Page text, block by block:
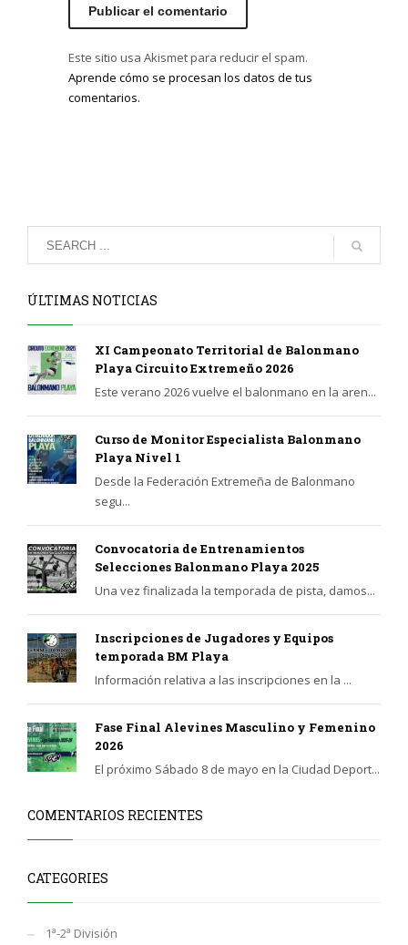
Este sitio usa Akismet para reducir el spam.
Aprende cómo se procesan los datos de tus
comentarios.
ÚLTIMAS NOTICIAS
XI Campeonato Territorial de Balonmano
Playa Circuito Extremeño 2026
Este verano 2026 vuelve el balonmano en la aren...
Curso de Monitor Especialista Balonmano
Playa Nivel 1
Desde la Federación Extremeña de Balonmano
segu...
Convocatoria de Entrenamientos
Selecciones Balonmano Playa 2025
Una vez finalizada la temporada de pista, damos...
Inscripciones de Jugadores y Equipos
temporada BM Playa
Información relativa a las inscripciones en la ...
Fase Final Alevines Masculino y Femenino
2026
El próximo Sábado 8 de mayo en la Ciudad Deport...
COMENTARIOS RECIENTES
CATEGORIES
1ª-2ª División